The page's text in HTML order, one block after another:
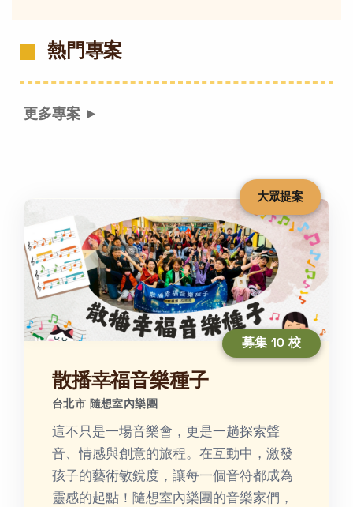
熱門專案
更多專案 ►
大眾提案
募集 10 校
散播幸福音樂種子
台北市 隨想室內樂團
這不只是一場音樂會，更是一趟探索聲
音、情感與創意的旅程。在互動中，激發
孩子的藝術敏銳度，讓每一個音符都成為
靈感的起點！隨想室內樂團的音樂家們，